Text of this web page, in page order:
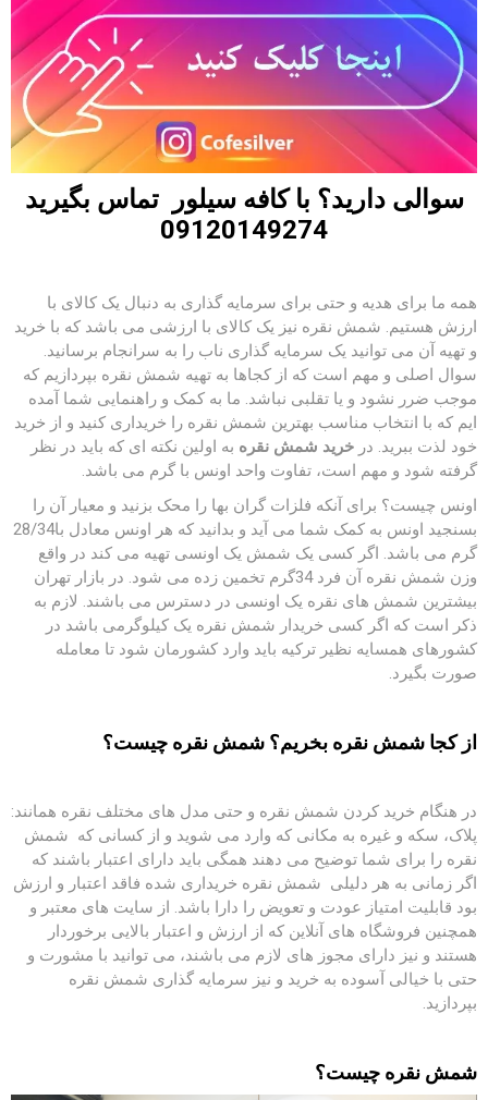
سوالی دارید؟ باکافه سیلورتماس بگیرید
09120149274
همه ما برای هدیه و حتی برای سرمایه گذاری به دنبال یک کالای با
ارزش هستیم. شمش نقره نیز یک کالای با ارزشی می باشد که با خرید
و تهیه آن می توانید یک سرمایه گذاری ناب را به سرانجام برسانید.
سوال اصلی و مهم است که از کجاها به تهیه شمش نقره بپردازیم که
موجب ضرر نشود و یا تقلبی نباشد. ما به کمک و راهنمایی شما آمده
ایم که با انتخاب مناسب بهترین شمش نقره را خریداری کنید و از خرید
خود لذت ببرید. در خرید شمش نقره به اولین نکته ای که باید در نظر
گرفته شود و مهم است، تفاوت واحد اونس با گرم می باشد.
اونس چیست؟ برای آنکه فلزات گران بها را محک بزنید و معیار آن را
بسنجید اونس به کمک شما می آید و بدانید که هر اونس معادل با28/34
گرم می باشد. اگر کسی یک شمش یک اونسی تهیه می کند در واقع
وزن شمش نقره آن فرد 34گرم تخمین زده می شود. در بازار تهران
بیشترین شمش های نقره یک اونسی در دسترس می باشند. لازم به
ذکر است که اگر کسی خریدار شمش نقره یک کیلوگرمی باشد در
کشورهای همسایه نظیر ترکیه باید وارد کشورمان شود تا معامله
صورت بگیرد.
از کجا شمش نقره بخریم؟ شمش نقره چیست؟
در هنگام خرید کردن شمش نقره و حتی مدل های مختلف نقره همانند:
پلاک، سکه و غیره به مکانی که وارد می شوید و از کسانی که شمش
نقره را برای شما توضیح می دهند همگی باید دارای اعتبار باشند که
اگر زمانی به هر دلیلی شمش نقره خریداری شده فاقد اعتبار و ارزش
بود قابلیت امتیاز عودت و تعویض را دارا باشد. از سایت های معتبر و
همچنین فروشگاه های آنلاین که از ارزش و اعتبار بالایی برخوردار
هستند و نیز دارای مجوز های لازم می باشند، می توانید با مشورت و
حتی با خیالی آسوده به خرید و نیز سرمایه گذاری شمش نقره
بپردازید.
شمش نقره چیست؟